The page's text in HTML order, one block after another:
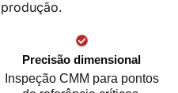
produção.
Precisão dimensional
Inspeção CMM para pontos